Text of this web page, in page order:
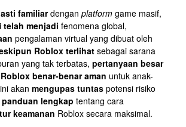
familiardengan platform game masif,
telah menjadi fenomena global,
pengalaman virtual yang dibuat oleh
Roblox terlihat sebagai sarana
yang tak terbatas, pertanyaan besar
benar-benar aman untuk anak-
akan mengupas tuntas potensi risiko
lengkap tentang cara
keamanan Roblox secara maksimal.